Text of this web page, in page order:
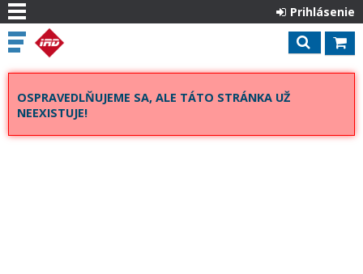
Prihlásenie
OSPRAVEDLŇUJEME SA, ALE TÁTO STRÁNKA UŽ
NEEXISTUJE!